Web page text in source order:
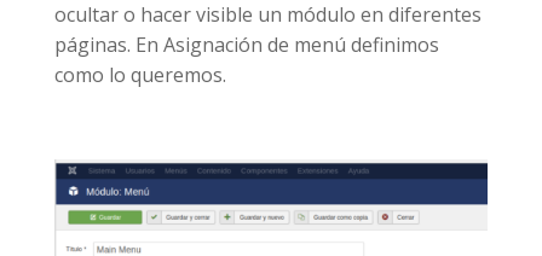
ocultar o hacer visible un módulo en diferentes
páginas. En Asignación de menú definimos
como lo queremos.